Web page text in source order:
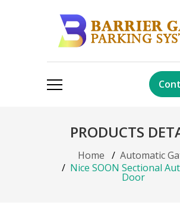
PRODUCTS
Home
Automatic
Nice SOON Sectional
Door